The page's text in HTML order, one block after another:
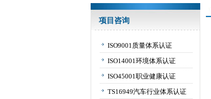
项目咨询
ISO9001质量体系认证
ISO14001环境体系认证
ISO45001职业健康认证
TS16949汽车行业体系认证